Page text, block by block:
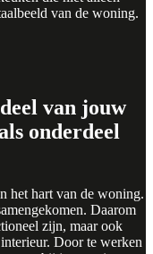
van de woning.
van jouw
onderdeel
het hart van de woning.
Daarom
zijn, maar ook
Door te werken